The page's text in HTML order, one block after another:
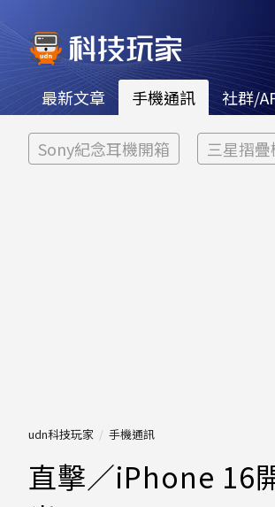
最新文章 手機通訊 社群/
Sony紀念耳機開箱 三星摺
udn科技玩家 手機通訊
直擊／iPhone 16